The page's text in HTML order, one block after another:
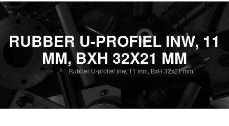
RUBBER U-PROFIEL INW, 11
MM, BXH 32X21 MM
Home Rubber U-profiel inw, 11 mm, BxH 32x21 mm